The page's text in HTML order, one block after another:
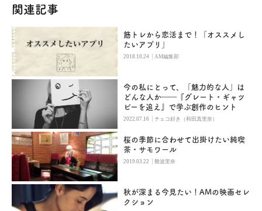
関連記事
筋トレから恋活まで！「オススメし
たいアプリ」
2018.10.24 |AM編集部
今の私にとって、「魅力的な人」は
どんな人か――『グレート・ギャツ
ビーを追え』で学ぶ創作のヒント
2022.07.16 |チェコ好き（和田真里奈）
桜の季節に合わせて出掛けたい純喫
茶・サモワール
2019.03.22 |難波里奈
秋が深まる今見たい！AMの映画セレ
クション